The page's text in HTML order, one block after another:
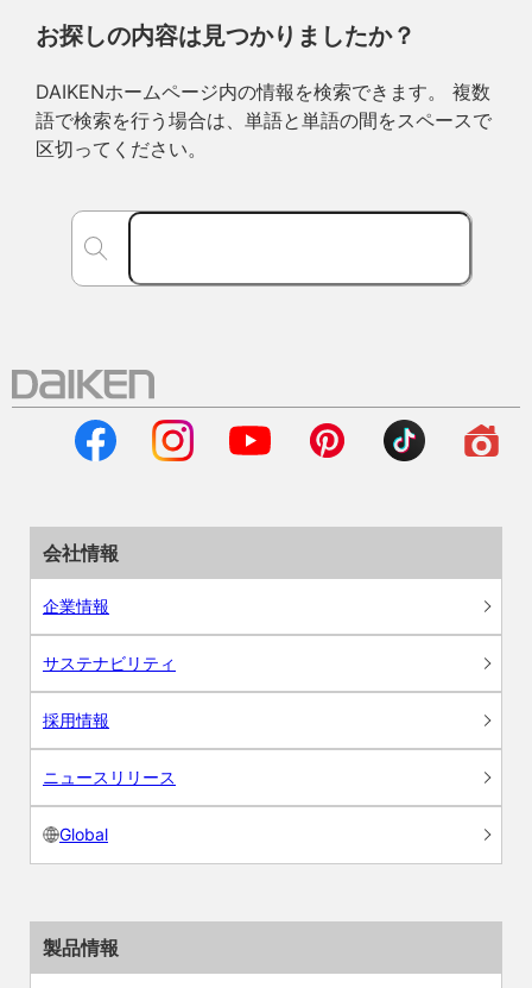
お探しの内容は見つかりましたか？
DAIKENホームページ内の情報を検索できます。 複数
語で検索を行う場合は、単語と単語の間をスペースで
区切ってください。
会社情報
企業情報
サステナビリティ
採用情報
ニュースリリース
Global
製品情報